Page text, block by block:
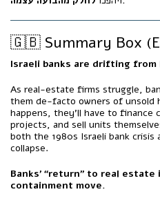
🇬🇧 Summary Box
Israeli banks are drifting
As real-estate firms struggle,
them de-facto owners of unsold
happens, they’ll have to finance
projects, and sell units
both the 1980s Israeli bank crisis
collapse.
Banks’ “return” to real estate
containment move.